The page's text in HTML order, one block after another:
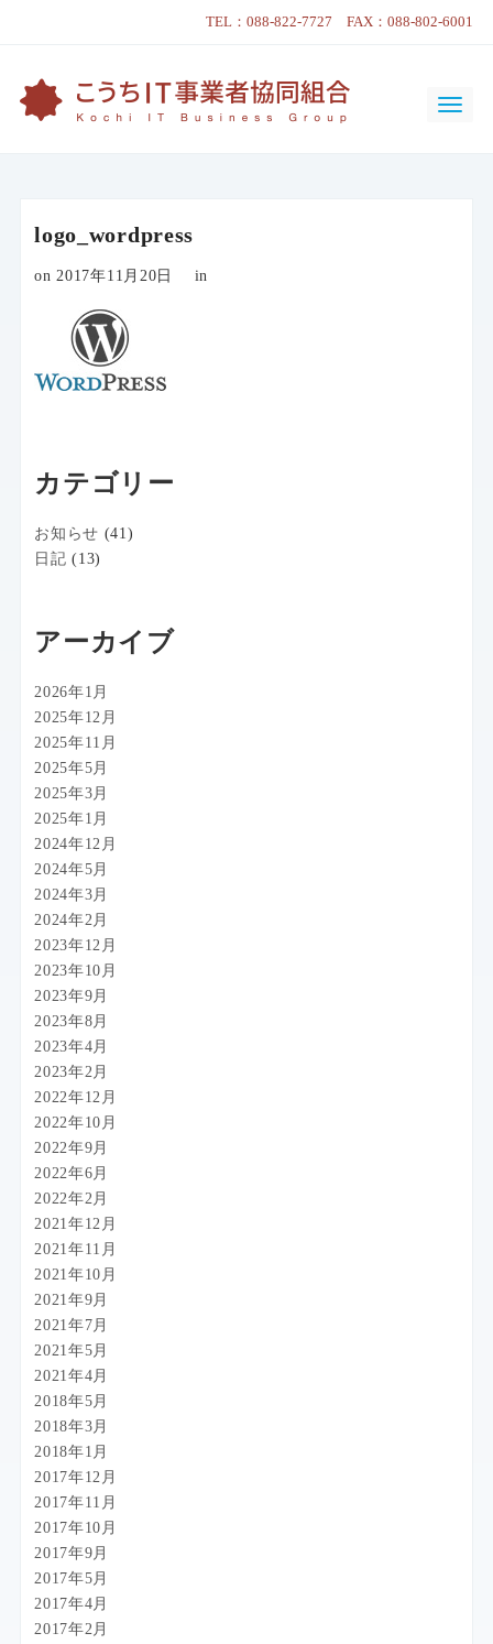
TEL：088-822-7727 FAX：088-802-6001
logo_wordpress
on 2017年11月20日 in
カテゴリー
お知らせ (41)
日記 (13)
アーカイブ
2026年1月
2025年12月
2025年11月
2025年5月
2025年3月
2025年1月
2024年12月
2024年5月
2024年3月
2024年2月
2023年12月
2023年10月
2023年9月
2023年8月
2023年4月
2023年2月
2022年12月
2022年10月
2022年9月
2022年6月
2022年2月
2021年12月
2021年11月
2021年10月
2021年9月
2021年7月
2021年5月
2021年4月
2018年5月
2018年3月
2018年1月
2017年12月
2017年11月
2017年10月
2017年9月
2017年5月
2017年4月
2017年2月